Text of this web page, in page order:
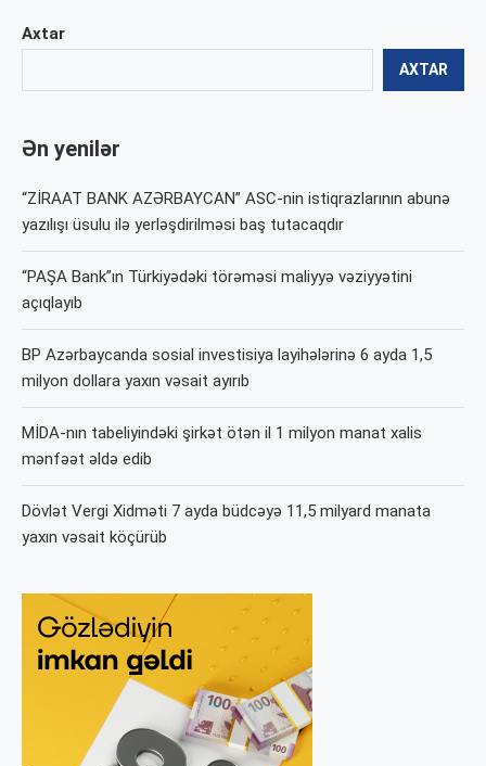
Axtar
AXTAR
Ən yenilər
“ZİRAAT BANK AZƏRBAYCAN” ASC-nin istiqrazlarının abunə
yazılışı üsulu ilə yerləşdirilməsi baş tutacaqdır
“PAŞA Bank”ın Türkiyədəki törəməsi maliyyə vəziyyətini
açıqlayıb
BP Azərbaycanda sosial investisiya layihələrinə 6 ayda 1,5
milyon dollara yaxın vəsait ayırıb
MİDA-nın tabeliyindəki şirkət ötən il 1 milyon manat xalis
mənfəət əldə edib
Dövlət Vergi Xidməti 7 ayda büdcəyə 11,5 milyard manata
yaxın vəsait köçürüb